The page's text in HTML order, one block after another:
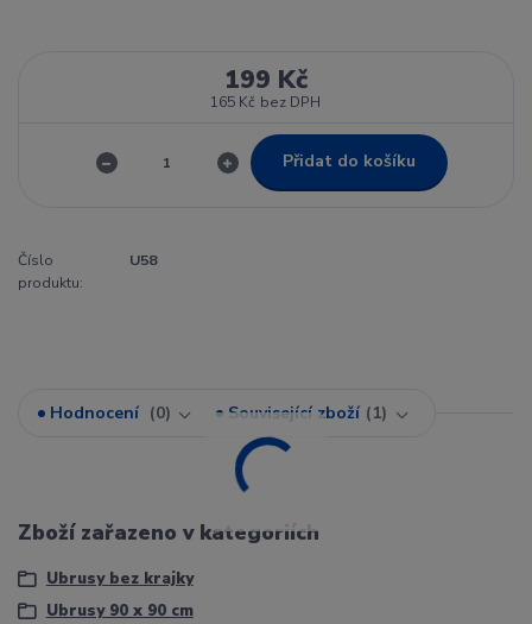
199 Kč
165 Kč bez DPH
Přidat do košíku
Číslo
produktu:
U58
Hodnocení 0 Související zboží 1
Zboží zařazeno v kategoriích
Ubrusy bez krajky
Ubrusy 90 x 90 cm